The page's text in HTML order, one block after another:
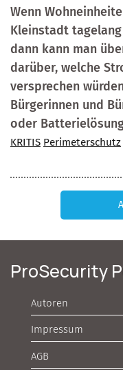
Wenn
Kleinstadt
dann kann man
darüber, welche
versprechen
Bürgerinnen und
oder
KRITIS Perimeterschutz
ProSecurity
Autoren
Impressum
AGB